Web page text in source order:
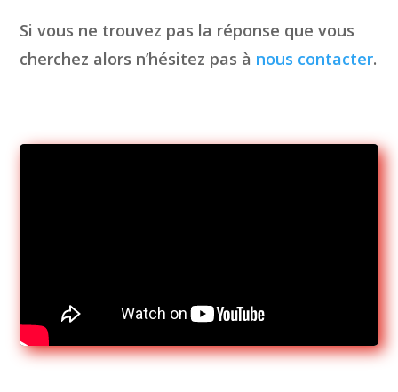
Si vous ne trouvez pas la réponse que vous
cherchez alors n’hésitez pas à nous contacter.